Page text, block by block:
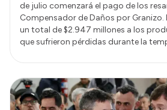
de julio comenzará el pago de los
Compensador de Daños por Granizo.
un total de $2.947 millones a los
que sufrieron pérdidas durante la